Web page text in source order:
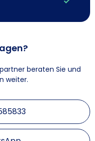
beraten Sie und
weiter.